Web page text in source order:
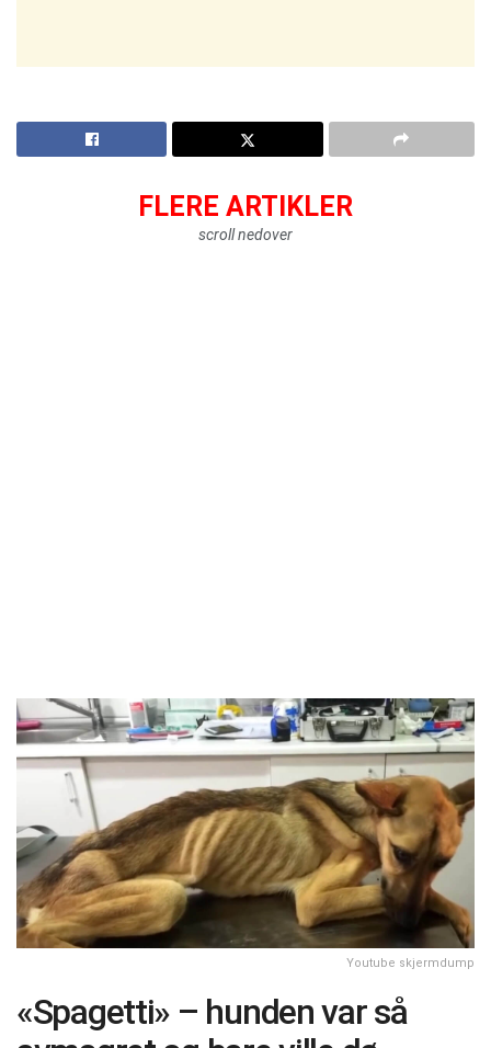
FLERE ARTIKLER
scroll nedover
Youtube skjermdump
«Spagetti» – hunden var så